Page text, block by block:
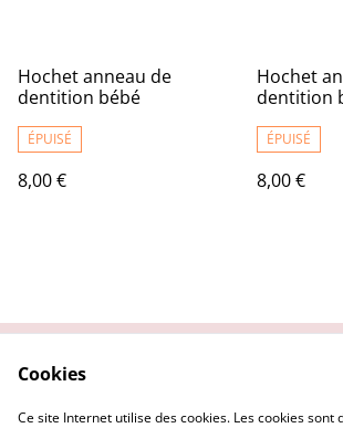
Hochet anneau de
dentition bébé
ÉPUISÉ
8,00 €
Hochet
dentition
ÉPUISÉ
8,00 €
Politique de
Politique
Cookies
Ce site Internet utilise des cookies. Les cookies sont